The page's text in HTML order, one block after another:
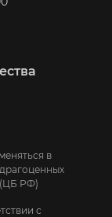
в
(ЦБ РФ)
с